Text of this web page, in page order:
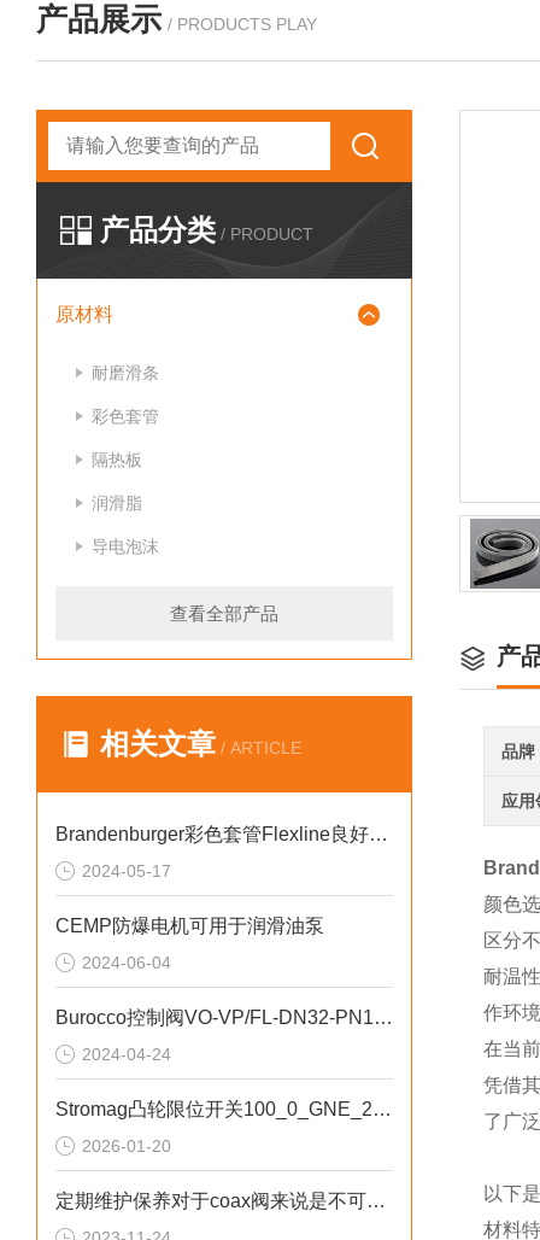
产品展示 / PRODUCTS PLAY
产品分类 / PRODUCT
原材料
耐磨滑条
彩色套管
隔热板
润滑脂
导电泡沫
查看全部产品
相关文章 / ARTICLE
Brandenburger彩色套管Flexline良好的耐磨性
2024-05-17
CEMP防爆电机可用于润滑油泵
2024-06-04
Burocco控制阀VO-VP/FL-DN32-PN16安全稳定
2024-04-24
Stromag凸轮限位开关100_0_GNE_280_FV用于金属加工行业
2026-01-20
定期维护保养对于coax阀来说是不可少的
产
品牌
应用
颜色
区分
耐温
作环
在当
凭借
了广
以下
材料